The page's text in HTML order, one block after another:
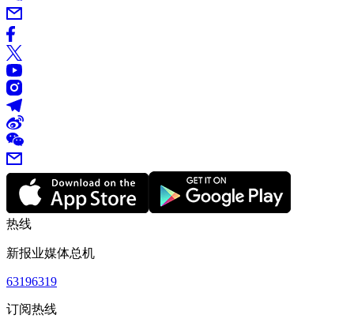
热线
新报业媒体总机
63196319
订阅热线